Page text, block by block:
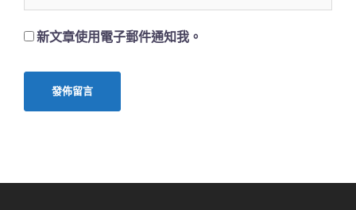
新文章使用電子郵件通知我。